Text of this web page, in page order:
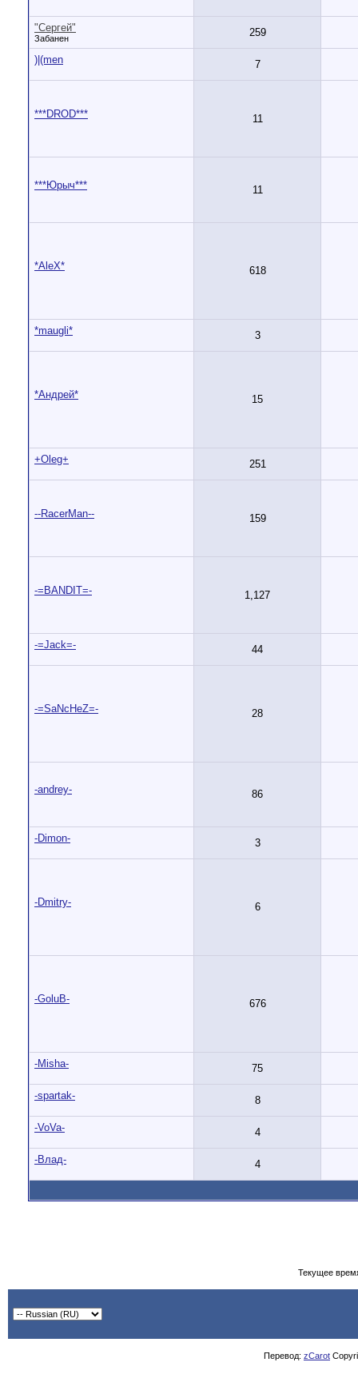
"Сергей"
Забанен 259
)|(men 7
***DROD*** 11
***Юрыч*** 11
*AleX* 618
*maugli* 3
*Андрей* 15
+Oleg+ 251
--RacerMan-- 159
-=BANDIT=- 1,127
-=Jack=- 44
-=SaNcHeZ=- 28
-andrey- 86
-Dimon- 3
-Dmitry- 6
-GoluB- 676
-Misha- 75
-spartak- 8
-VoVa- 4
-Влад- 4
Текущее
Перевод: zCarot